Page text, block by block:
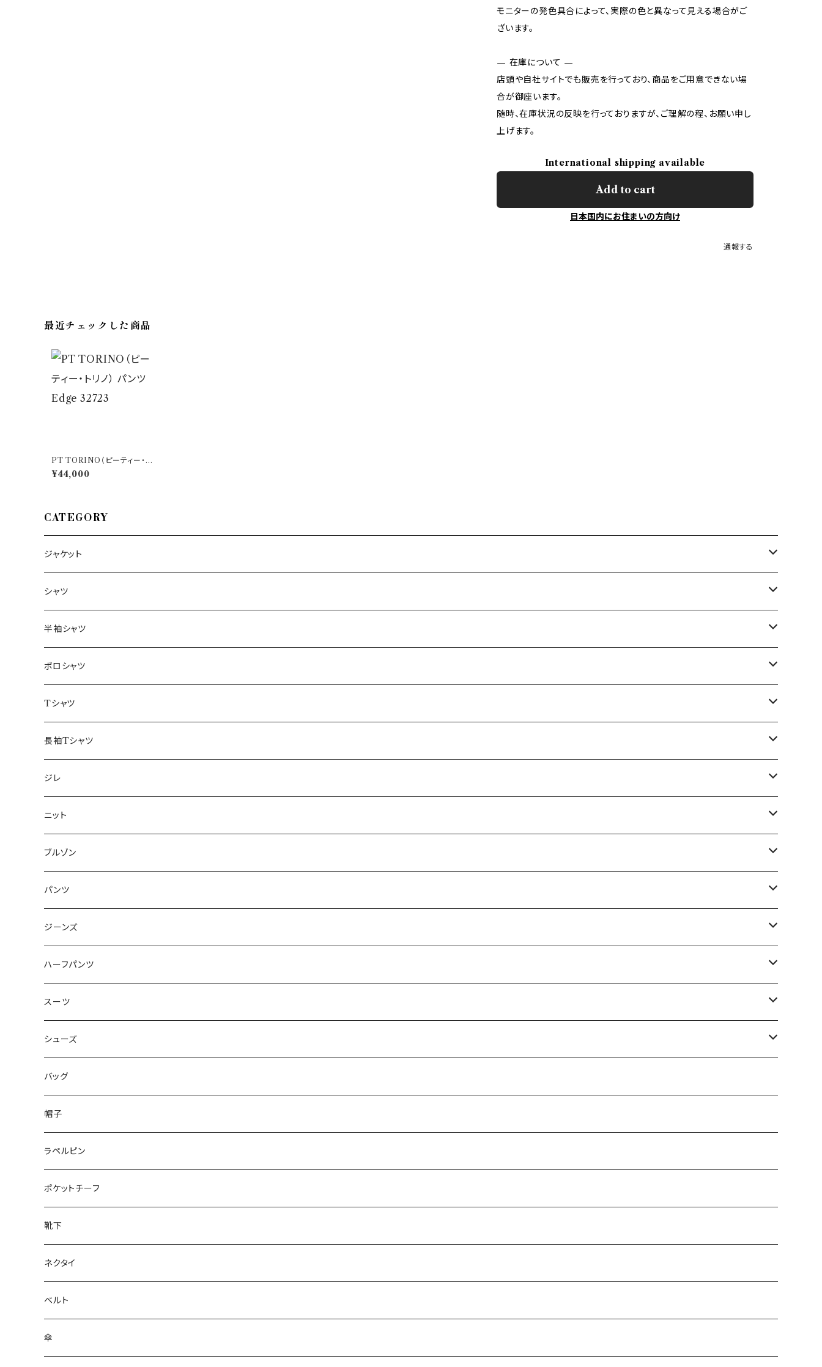
モニターの発色具合によって、実際の色と異なって見える場合がご
ざいます。
— 在庫について —
店頭や自社サイトでも販売を行っており、商品をご用意できない場
合が御座います。
随時、在庫状況の反映を行っておりますが、ご理解の程、お願い申し
上げます。
International shipping available
Add to cart
日本国内にお住まいの方向け
通報する
最近チェックした商品
PT TORINO（ピーティー・ト
リノ） パンツ Edge 32723
¥44,000
CATEGORY
ジャケット
～44/S
46/M
48/L
50/XL～
シャツ
～44/S
46/M
48/L
50/XL～
半袖シャツ
～44/S
46/M
48/L
50/XL～
ポロシャツ
～44/S
46/M
48/L
50/XL～
Tシャツ
～44/S
46/M
48/L
50/XL～
長袖Tシャツ
～44/S
46/M
48/L
50/XL～
ジレ
～44/S
46/M
48/L
50/XL～
ニット
～44/S
46/M
48/L
50/XL～
ブルゾン
～44/S
46/M
48/L
50/XL～
パンツ
～44/S
46/M
48/L
50/XL～
ジーンズ
～44/S
46/M
48/L
50/XL～
ハーフパンツ
～44/S
46/M
48/L
50/XL～
スーツ
～44/S
46/M
48/L
50/XL～
シューズ
～25.5cm
26cm～
27cm～
28cm～
バッグ
帽子
ラペルピン
ポケットチーフ
靴下
ネクタイ
ベルト
傘